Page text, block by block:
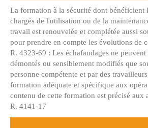
La formation à la sécurité dont bénéficient
chargés de l'utilisation ou de la
travail est renouvelée et complétée aussi
pour prendre en compte les évolutions de
R. 4323-69 : Les échafaudages ne peuvent
démontés ou sensiblement modifiés que
personne compétente et par des
formation adéquate et spécifique aux
contenu de cette formation est précisé aux
R. 4141-17